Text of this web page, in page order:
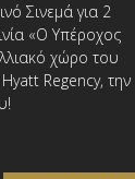
Σινεμά για 2
«Ο Υπέροχος
χώρο του
Regency, την